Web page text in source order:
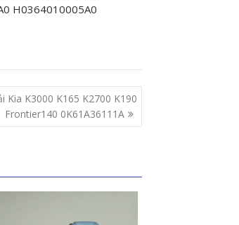
H0364010005A0
Kia K3000 K165 K2700 K190
Frontier140 0K61A36111A